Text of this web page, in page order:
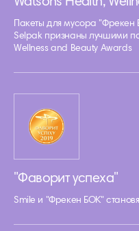
Пакеты для мусора "Фрекен
Selpak признаны лучшими
Wellness and Beauty Awards
"Фаворит успеха"
Smile и "Фрекен БОК"